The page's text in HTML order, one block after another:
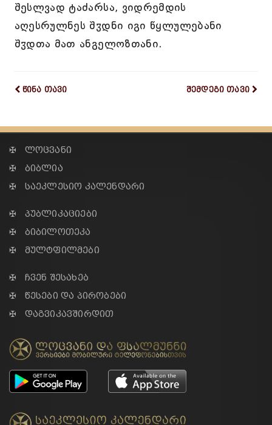
შესლვად ტაძარსა, ვიდრემდის
აღესრულნეს შჳდნი იგი წყლულებანი
შჳდთა მათ ანგელოზთანი.
წინა თავი შემდეგი თავი
✠ ლოცვანი
✠ ბიბლია
✠ საეკლესიო კალენდარი
✠ პუბლიკაციები
✠ ბიბილოთეკა
✠ მულტფილმები
✠ ჩვენ შესახებ
✠ წესები და პირობები
✠ დაგვიკავშირდით